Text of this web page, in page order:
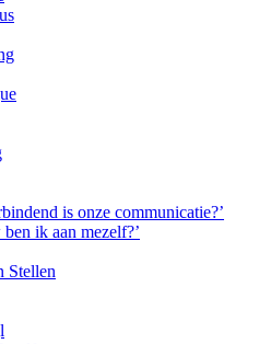
is onze communicatie?’
ik aan mezelf?’
Stellen